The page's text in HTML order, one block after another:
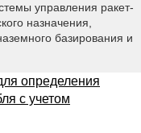
управления ракет-
назначения,
базирования и
определения
с учетом